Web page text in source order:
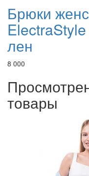
Брюки
лен
8 000
товары